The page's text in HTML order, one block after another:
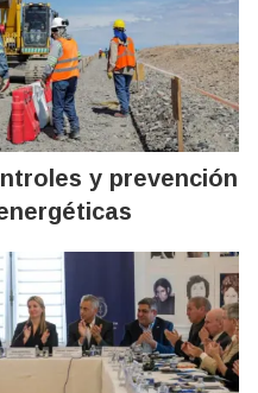
y prevención